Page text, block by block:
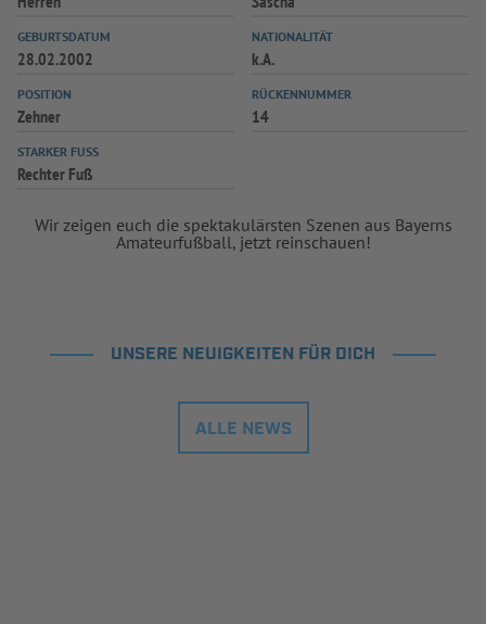
GEBURTSDATUM
28.02.2002
NATIONALITÄT
k.A.
POSITION
Zehner
RÜCKENNUMMER
14
STARKER FUSS
Rechter Fuß
Wir zeigen euch die spektakulärsten Szenen aus Bayerns
Amateurfußball, jetzt reinschauen!
UNSERE NEUIGKEITEN FÜR DICH
ALLE NEWS